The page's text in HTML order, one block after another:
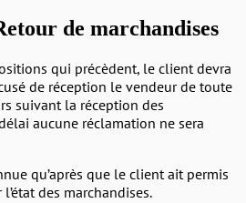
de marchandises
qui précèdent, le client devra
de réception le vendeur de toute
suivant la réception des
aucune réclamation ne sera
qu’après que le client ait permis
des marchandises.